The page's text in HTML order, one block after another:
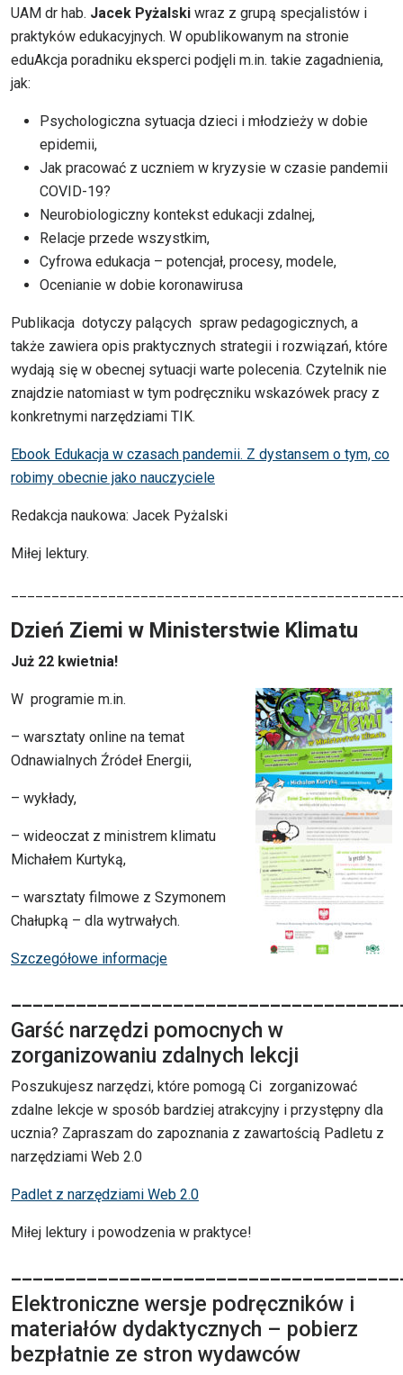
UAM dr hab. Jacek Pyżalski wraz z grupą specjalistów i
praktyków edukacyjnych. W opublikowanym na stronie
eduAkcja poradniku eksperci podjęli m.in. takie zagadnienia,
jak:
Psychologiczna sytuacja dzieci i młodzieży w dobie
epidemii,
Jak pracować z uczniem w kryzysie w czasie pandemii
COVID-19?
Neurobiologiczny kontekst edukacji zdalnej,
Relacje przede wszystkim,
Cyfrowa edukacja – potencjał, procesy, modele,
Ocenianie w dobie koronawirusa
Publikacja dotyczy palących spraw pedagogicznych, a
także zawiera opis praktycznych strategii i rozwiązań, które
wydają się w obecnej sytuacji warte polecenia. Czytelnik nie
znajdzie natomiast w tym podręczniku wskazówek pracy z
konkretnymi narzędziami TIK.
Ebook Edukacja w czasach pandemii. Z dystansem o tym, co
robimy obecnie jako nauczyciele
Redakcja naukowa: Jacek Pyżalski
Miłej lektury.
Dzień Ziemi w Ministerstwie Klimatu
Już 22 kwietnia!
W programie m.in.
– warsztaty online na temat
Odnawialnych Źródeł Energii,
– wykłady,
– wideoczat z ministrem klimatu
Michałem Kurtyką,
– warsztaty filmowe z Szymonem
Chałupką – dla wytrwałych.
Szczegółowe informacje
Garść narzędzi pomocnych w
zorganizowaniu zdalnych lekcji
Poszukujesz narzędzi, które pomogą Ci zorganizować
zdalne lekcje w sposób bardziej atrakcyjny i przystępny dla
ucznia? Zapraszam do zapoznania z zawartością Padletu z
narzędziami Web 2.0
Padlet z narzędziami Web 2.0
Miłej lektury i powodzenia w praktyce!
Elektroniczne wersje podręczników i
materiałów dydaktycznych – pobierz
bezpłatnie ze stron wydawców